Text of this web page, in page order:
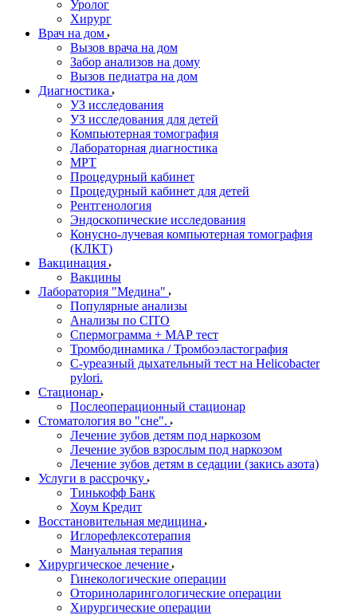
Уролог
Хирург
Врач на дом
Вызов врача на дом
Забор анализов на дому
Вызов педиатра на дом
Диагностика
УЗ исследования
УЗ исследования для детей
Компьютерная томография
Лабораторная диагностика
МРТ
Процедурный кабинет
Процедурный кабинет для детей
Рентгенология
Эндоскопические исследования
Конусно-лучевая компьютерная томография
(КЛКТ)
Вакцинация
Вакцины
Лаборатория "Медина"
Популярные анализы
Анализы по CITO
Спермограмма + МАР тест
Тромбодинамика / Тромбоэластография
С-уреазный дыхательный тест на Helicobacter
pylori.
Стационар
Послеоперационный стационар
Стоматология во "сне".
Лечение зубов детям под наркозом
Лечение зубов взрослым под наркозом
Лечение зубов детям в седации (закись азота)
Услуги в рассрочку
Тинькофф Банк
Хоум Кредит
Восстановительная медицина
Иглорефлексотерапия
Мануальная терапия
Хирургическое лечение
Гинекологические операции
Оториноларингологические операции
Хирургические операции